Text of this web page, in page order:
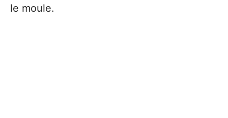
le moule.